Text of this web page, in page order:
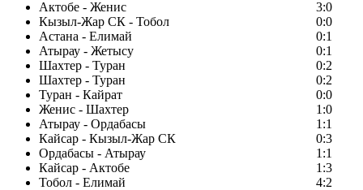
Актобе - Женис
3:0
Кызыл-Жар СК - Тобол
0:0
Астана - Елимай
0:1
Атырау - Жетысу
0:1
Шахтер - Туран
0:2
Шахтер - Туран
0:2
Туран - Кайрат
0:0
Женис - Шахтер
1:0
Атырау - Ордабасы
1:1
Кайсар - Кызыл-Жар СК
0:3
Ордабасы - Атырау
1:1
Кайсар - Актобе
1:3
Тобол - Елимай
4:2